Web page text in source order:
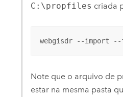
C:\propfiles criada
webgisdr --import
Note que o arquivo de
estar na mesma pasta